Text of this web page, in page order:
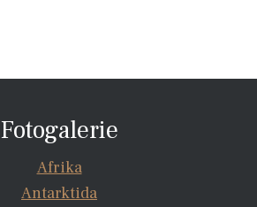
Fotogalerie
Afrika
Antarktida